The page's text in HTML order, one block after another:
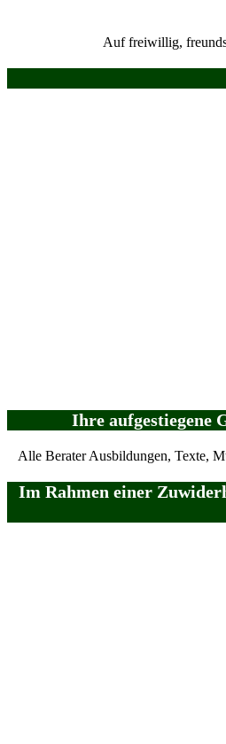
Auf freiwillig,
Ihre aufgestiegene
Alle Berater Ausbildungen, Texte,
Im Rahmen einer